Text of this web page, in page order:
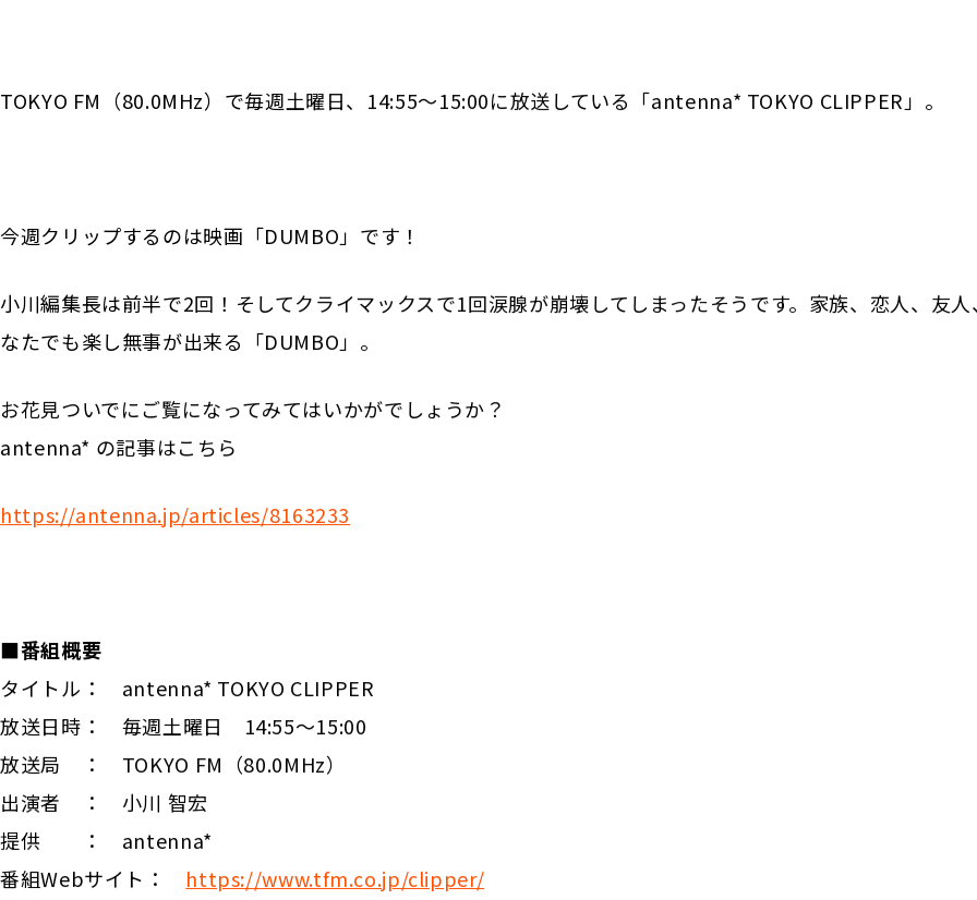
TOKYO FM（80.0MHz）で毎週土曜日、14:55〜15:00に放送している「antenna* TOKYO CLIPPER」。
今週クリップするのは映画「DUMBO」です！
小川編集長は前半で2回！そしてクライマックスで1回涙腺が崩壊してしまったそうです。家族、恋人、友
なたでも楽し無事が出来る「DUMBO」。
お花見ついでにご覧になってみてはいかがでしょうか？
antenna* の記事はこちら
https://antenna.jp/articles/8163233
■番組概要
タイトル： antenna* TOKYO CLIPPER
放送日時： 毎週土曜日 14:55〜15:00
放送局 ： TOKYO FM（80.0MHz）
出演者 ： 小川 智宏
提供 ： antenna*
番組Webサイト： https://www.tfm.co.jp/clipper/